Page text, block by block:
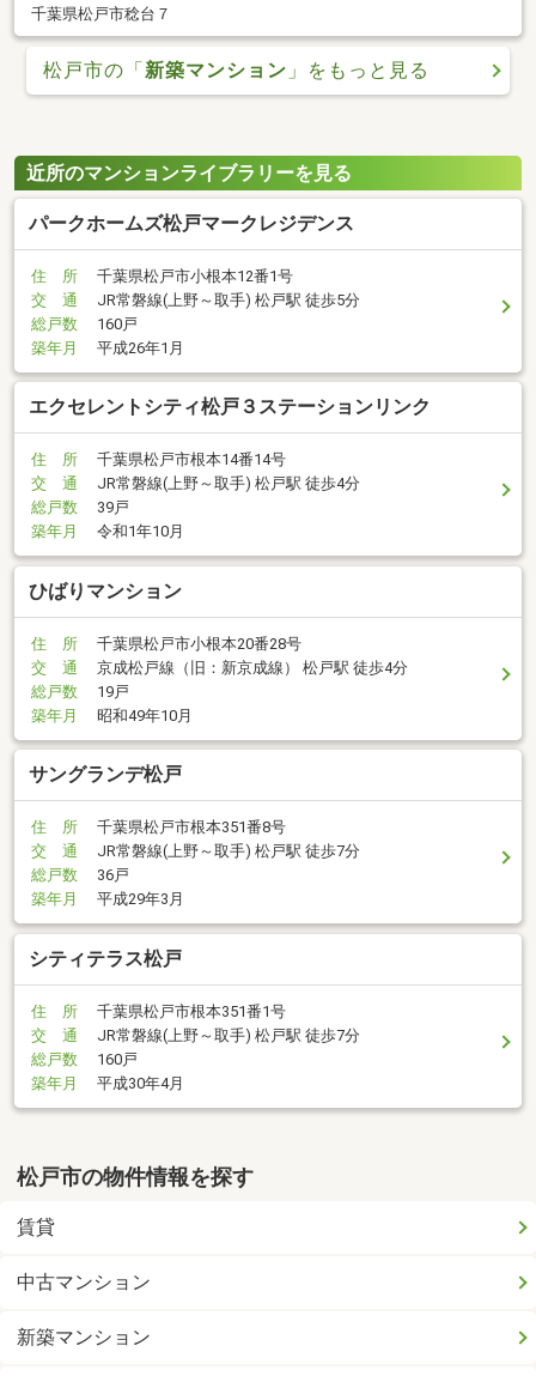
千葉県松戸市稔台７
松戸市の「新築マンション 」をもっと見る
近所のマンションライブラリーを見る
パークホームズ松戸マークレジデンス
住 所
千葉県松戸市小根本12番1号
交 通
JR常磐線(上野～取手) 松戸駅 徒歩5分
総戸数
160戸
築年月
平成26年1月
エクセレントシティ松戸３ステーションリンク
住 所
千葉県松戸市根本14番14号
交 通
JR常磐線(上野～取手) 松戸駅 徒歩4分
総戸数
39戸
築年月
令和1年10月
ひばりマンション
住 所
千葉県松戸市小根本20番28号
交 通
京成松戸線（旧：新京成線） 松戸駅 徒歩4分
総戸数
19戸
築年月
昭和49年10月
サングランデ松戸
住 所
千葉県松戸市根本351番8号
交 通
JR常磐線(上野～取手) 松戸駅 徒歩7分
総戸数
36戸
築年月
平成29年3月
シティテラス松戸
住 所
千葉県松戸市根本351番1号
交 通
JR常磐線(上野～取手) 松戸駅 徒歩7分
総戸数
160戸
築年月
平成30年4月
松戸市の物件情報を探す
賃貸
中古マンション
新築マンション